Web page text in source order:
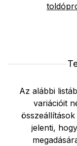
Az alábbi
variációit
jelenti,